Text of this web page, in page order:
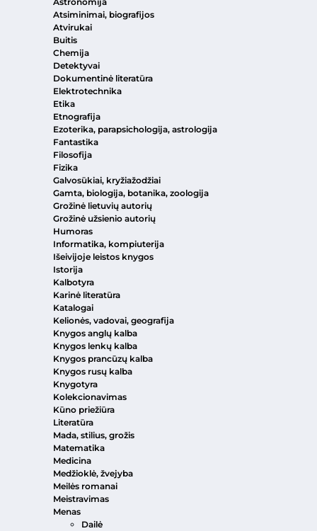
Atsiminimai, biografijos
Atvirukai
Buitis
Chemija
Detektyvai
Dokumentinė literatūra
Elektrotechnika
Etika
Etnografija
Ezoterika, parapsichologija, astrologija
Fantastika
Filosofija
Fizika
Galvosūkiai, kryžiažodžiai
Gamta, biologija, botanika, zoologija
Grožinė lietuvių autorių
Grožinė užsienio autorių
Humoras
Informatika, kompiuterija
Išeivijoje leistos knygos
Istorija
Kalbotyra
Karinė literatūra
Katalogai
Kelionės, vadovai, geografija
Knygos anglų kalba
Knygos lenkų kalba
Knygos prancūzų kalba
Knygos rusų kalba
Knygotyra
Kolekcionavimas
Kūno priežiūra
Literatūra
Mada, stilius, grožis
Matematika
Medicina
Medžioklė, žvejyba
Meilės romanai
Meistravimas
Menas
Dailė